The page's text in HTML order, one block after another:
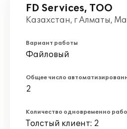
FD Services, ТОО
Казахстан, г Алматы,
Вариант работы
Файловый
Общее число
2
Количество одновременно
Толстый клиент: 2